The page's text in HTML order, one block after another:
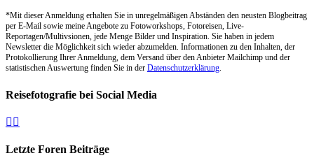
*Mit dieser Anmeldung erhalten Sie in unregelmäßigen Abständen den neusten Blogbeitrag
per E-Mail sowie meine Angebote zu Fotoworkshops, Fotoreisen, Live-
Reportagen/Multivsionen, jede Menge Bilder und Inspiration. Sie haben in jedem
Newsletter die Möglichkeit sich wieder abzumelden. Informationen zu den Inhalten, der
Protokollierung Ihrer Anmeldung, dem Versand über den Anbieter Mailchimp und der
statistischen Auswertung finden Sie in der Datenschutzerklärung.
Reisefotografie bei Social Media
Facebook
Letzte Foren Beiträge